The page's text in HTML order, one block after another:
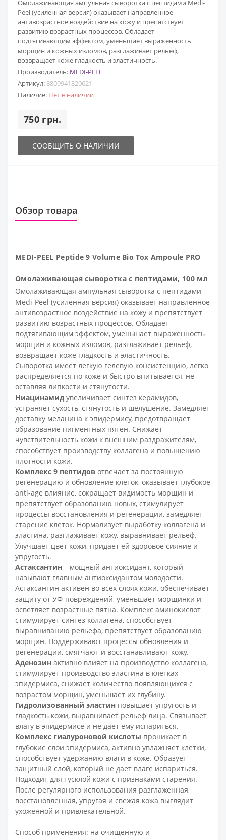
Омолаживающая ампульная сыворотка с пептидами Medi-
Peel (усиленная версия) оказывает направленное
антивозрастное воздействие на кожу и препятствует
развитию возрастных процессов. Обладает
подтягивающим эффектом, уменьшает выраженность
морщин и кожных изломов, разглаживает рельеф,
возвращает коже гладкость и эластичность.
Производитель: MEDI-PEEL
Артикул: 8809941820621
Наличие: Нет в наличии
750 грн.
СООБЩИТЬ О НАЛИЧИИ
Обзор товара
MEDI-PEEL Peptide 9 Volume Bio Tox Ampoule PRO
Омолаживающая сыворотка с пептидами, 100 мл
Омолаживающая ампульная сыворотка с пептидами
Medi-Peel (усиленная версия) оказывает направленное
антивозрастное воздействие на кожу и препятствует
развитию возрастных процессов. Обладает
подтягивающим эффектом, уменьшает выраженность
морщин и кожных изломов, разглаживает рельеф,
возвращает коже гладкость и эластичность.
Сыворотка имеет легкую гелевую консистенцию, легко
распределяется по коже и быстро впитывается, не
оставляя липкости и стянутости.
Ниацинамид увеличивает синтез керамидов,
устраняет сухость, стянутость и шелушение. Замедляет
доставку меланина к эпидермису, предотвращает
образование пигментных пятен. Снижает
чувствительность кожи к внешним раздражителям,
способствует производству коллагена и повышению
плотности кожи.
Комплекс 9 пептидов отвечает за постоянную
регенерацию и обновление клеток, оказывает глубокое
anti-age влияние, сокращает видимость морщин и
препятствует образованию новых, стимулирует
процессы восстановления и регенерации, замедляет
старение клеток. Нормализует выработку коллагена и
эластина, разглаживает кожу, выравнивает рельеф.
Улучшает цвет кожи, придает ей здоровое сияние и
упругость.
Астаксантин – мощный антиоксидант, который
называют главным антиоксидантом молодости.
Астаксантин активен во всех слоях кожи, обеспечивает
защиту от УФ-повреждений, уменьшает морщинки и
осветляет возрастные пятна. Комплекс аминокислот
стимулирует синтез коллагена, способствует
выравниванию рельефа, препятствует образованию
морщин. Поддерживают процессы обновления и
регенерации, смягчают и восстанавливают кожу.
Аденозин активно влияет на производство коллагена,
стимулирует производство эластина в клетках
эпидермиса, снижает количество появляющихся с
возрастом морщин, уменьшает их глубину.
Гидролизованный эластин повышает упругость и
гладкость кожи, выравнивает рельеф лица. Связывает
влагу в эпидермисе и не дает ему испариться.
Комплекс гиалуроновой кислоты проникает в
глубокие слои эпидермиса, активно увлажняет клетки,
способствует удержанию влаги в коже. Образует
защитный слой, который не дает влаге испариться.
Подходит для тусклой кожи с признаками старения.
После регулярного использования разглаженная,
восстановленная, упругая и свежая кожа выглядит
ухоженной и привлекательной.
Способ применения: на очищенную и